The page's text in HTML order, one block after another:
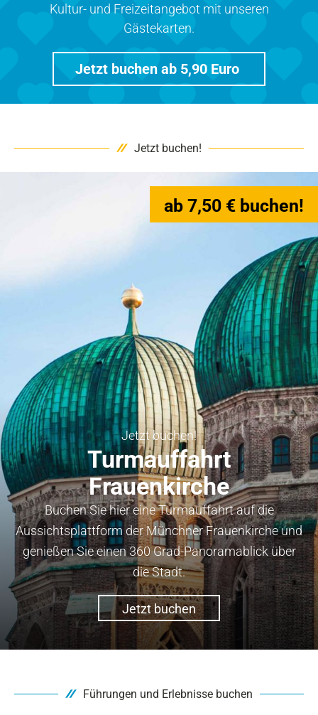
Kultur- und Freizeitangebot mit unseren
Gästekarten.
Jetzt buchen ab 5,90 Euro
Jetzt buchen!
Jetzt buchen!
Turmauffahrt
Frauenkirche
Buchen Sie hier eine Turmauffahrt auf die
Aussichtsplattform der Münchner Frauenkirche und
genießen Sie einen 360 Grad-Panoramablick über
die Stadt.
Jetzt buchen
ab 7,50 € buchen!
Führungen und Erlebnisse buchen